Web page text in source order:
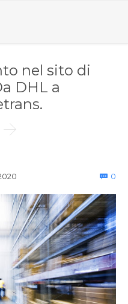
nel sito di
DHL a

 0